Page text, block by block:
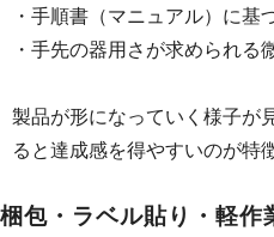
・手順書（マニュアル）に基
・手先の器用さが求められる
製品が形になっていく様子が
ると達成感を得やすいのが特
梱包・ラベル貼り・軽作